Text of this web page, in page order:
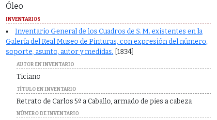
Óleo
INVENTARIOS
Inventario General de los Cuadros de S. M. existentes en la
Galería del Real Museo de Pinturas, con expresión del número,
soporte, asunto, autor y medidas. [1834]
AUTOR EN INVENTARIO
Ticiano
TÍTULO EN INVENTARIO
Retrato de Carlos 5º a Caballo, armado de pies a cabeza
NÚMERO DE INVENTARIO